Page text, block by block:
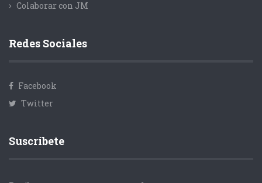
Colaborar con JM
Redes Sociales
Facebook
Twitter
Suscríbete